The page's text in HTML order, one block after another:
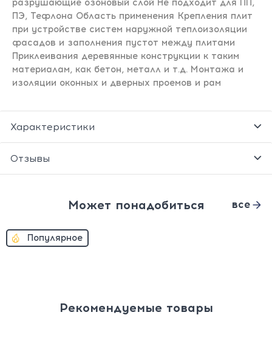
разрушающие озоновый слой Не подходит для ПП,
ПЭ, Тефлона Область применения Крепления плит
при устройстве систем наружной теплоизоляции
фасадов и заполнения пустот между плитами
Приклеивания деревянные конструкции к таким
материалам, как бетон, металл и т.д. Монтажа и
изоляции оконных и дверных проемов и рам
Характеристики
Отзывы
Может понадобиться все
Популярное
Рекомендуемые товары